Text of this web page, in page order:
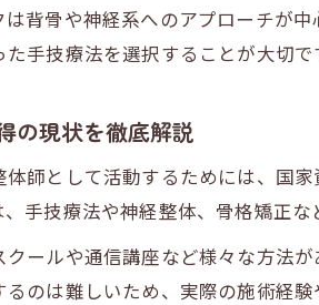
整
整
背骨や神経系へのアプローチが
手技療法を選択することが大切で
の現状を徹底解説
師として活動するためには、国
手技療法や神経整体、骨格矯正な
ールや通信講座など様々な方法
のは難しいため、実際の施術経